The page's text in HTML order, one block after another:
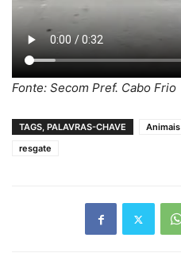
Fonte: Secom Pref. Cabo Frio
TAGS, PALAVRAS-CHAVE Animais
resgate